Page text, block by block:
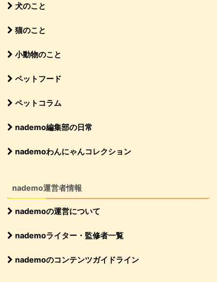
犬のこと
猫のこと
小動物のこと
ペットフード
ペットコラム
nademo編集部の日常
nademoわんにゃんコレクション
nademo運営者情報
nademoの運営について
nademoライター・監修者一覧
nademoのコンテンツガイドライン